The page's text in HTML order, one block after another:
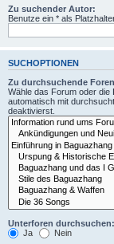
Zu suchender Autor:
Benutze ein * als
SUCHOPTIONEN
Zu durchsuchende
Wähle das Forum oder
automatisch mit
deaktivierst.
Unterforen durchsuchen:
Ja
Nein